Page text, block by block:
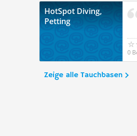
HotSpot Diving,
Petting
0
Zeige alle Tauchbasen